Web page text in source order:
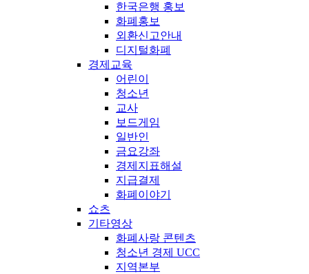
한국은행 홍보
화폐홍보
외환신고안내
디지털화폐
경제교육
어린이
청소년
교사
보드게임
일반인
금요강좌
경제지표해설
지급결제
화폐이야기
쇼츠
기타영상
화폐사랑 콘텐츠
청소년 경제 UCC
지역본부